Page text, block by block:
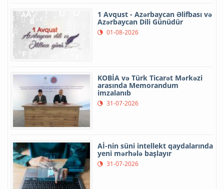
1 Avqust - Azərbaycan Əlifbası və
Azərbaycan Dili Günüdür
01-08-2026
KOBİA və Türk Ticarət Mərkəzi
arasında Memorandum
imzalanıb
31-07-2026
Aİ-nin süni intellekt qaydalarında
yeni mərhələ başlayır
31-07-2026